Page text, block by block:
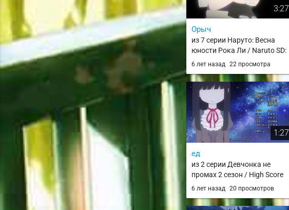
3:27
Орыч
из 7 серии Наруто: Весна
юности Рока Ли / Naruto SD:
Rock Lee no Seishun Full-
6 лет назад 22 просмотра
1:27
ед
из 2 серии Девчонка не
промах 2 сезон / High Score
Girl II
6 лет назад 20 просмотров